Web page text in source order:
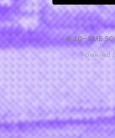
© 2CHOME
Powered